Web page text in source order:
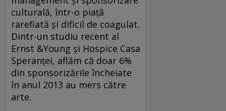
culturală, într-o piaţă
rarefiată şi dificil de coagulat.
Dintr-un studiu recent al
Ernst &Young şi Hospice Casa
Speranţei, aflăm că doar 6%
din sponsorizările încheiate
în anul 2013 au mers către
arte.